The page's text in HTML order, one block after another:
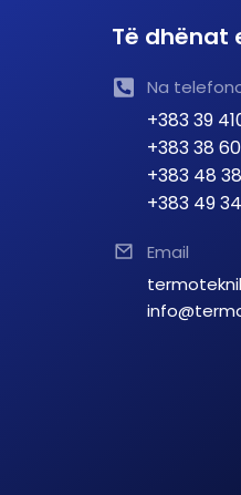
Të dhënat
Na
+383 39
+383 38
+383 48
+383 49
Email